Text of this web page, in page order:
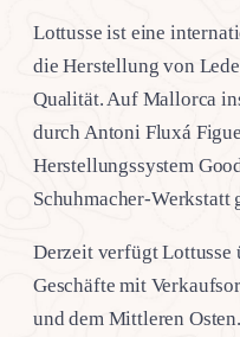
Lottusse ist eine
die Herstellung von
Qualität. Auf Mallorca
durch Antoni Fluxá
Herstellungssystem
Schuhmacher-Werkstatt
Derzeit verfügt Lottusse
Geschäfte mit
und dem Mittleren Osten.